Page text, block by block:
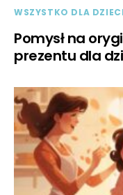
WSZYSTKO DLA DZIECI
Pomysł na
prezentu dla